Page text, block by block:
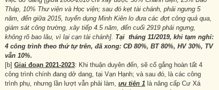
Tháp, 10% Thư viện và Học viện; sau đó kẹt tài chánh, phải ngưng 5
năm, đến giữa 2015, tuyển dụng Minh Kiên lo đưa các đợt công quả qua,
giám sát công trường, xây tiếp 4.5 năm, đến cuối 2919 phải ngưng,
không rõ bao lâu, vì lại cạn tài chánh]. Tại tháng 11/2019, khi tạm nghỉ:
4 công trình theo thứ tự trên, đã xong: CĐ 80%, BT 80%, HV 30%, TV
vẫn 10%.
[b] Giai đoạn 2021-2023: Khi thuận duyên đến, sẽ cố gắng hoàn tất 4
công trình chính đang dở dang, tại Vạn Hạnh; và sau đó, là các công
trình phụ, nhưng lần lượt vẫn phải làm, ưu tiên 1 là nâng cấp Cư Xá